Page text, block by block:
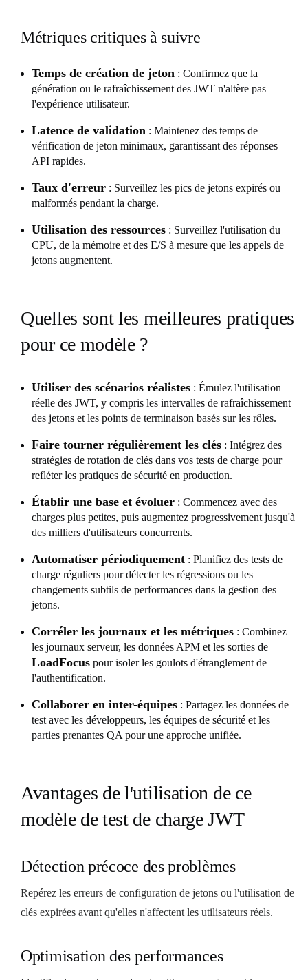
Métriques critiques à suivre
Temps de création de jeton : Confirmez que la
génération ou le rafraîchissement des JWT n'altère pas
l'expérience utilisateur.
Latence de validation : Maintenez des temps de
vérification de jeton minimaux, garantissant des réponses
API rapides.
Taux d'erreur : Surveillez les pics de jetons expirés ou
malformés pendant la charge.
Utilisation des ressources : Surveillez l'utilisation du
CPU, de la mémoire et des E/S à mesure que les appels de
jetons augmentent.
Quelles sont les meilleures pratiques
pour ce modèle ?
Utiliser des scénarios réalistes : Émulez l'utilisation
réelle des JWT, y compris les intervalles de rafraîchissement
des jetons et les points de terminaison basés sur les rôles.
Faire tourner régulièrement les clés : Intégrez des
stratégies de rotation de clés dans vos tests de charge pour
refléter les pratiques de sécurité en production.
Établir une base et évoluer : Commencez avec des
charges plus petites, puis augmentez progressivement jusqu'à
des milliers d'utilisateurs concurrents.
Automatiser périodiquement : Planifiez des tests de
charge réguliers pour détecter les régressions ou les
changements subtils de performances dans la gestion des
jetons.
Corréler les journaux et les métriques : Combinez
les journaux serveur, les données APM et les sorties de
LoadFocus pour isoler les goulots d'étranglement de
l'authentification.
Collaborer en inter-équipes : Partagez les données de
test avec les développeurs, les équipes de sécurité et les
parties prenantes QA pour une approche unifiée.
Avantages de l'utilisation de ce
modèle de test de charge JWT
Détection précoce des problèmes
Repérez les erreurs de configuration de jetons ou l'utilisation de
clés expirées avant qu'elles n'affectent les utilisateurs réels.
Optimisation des performances